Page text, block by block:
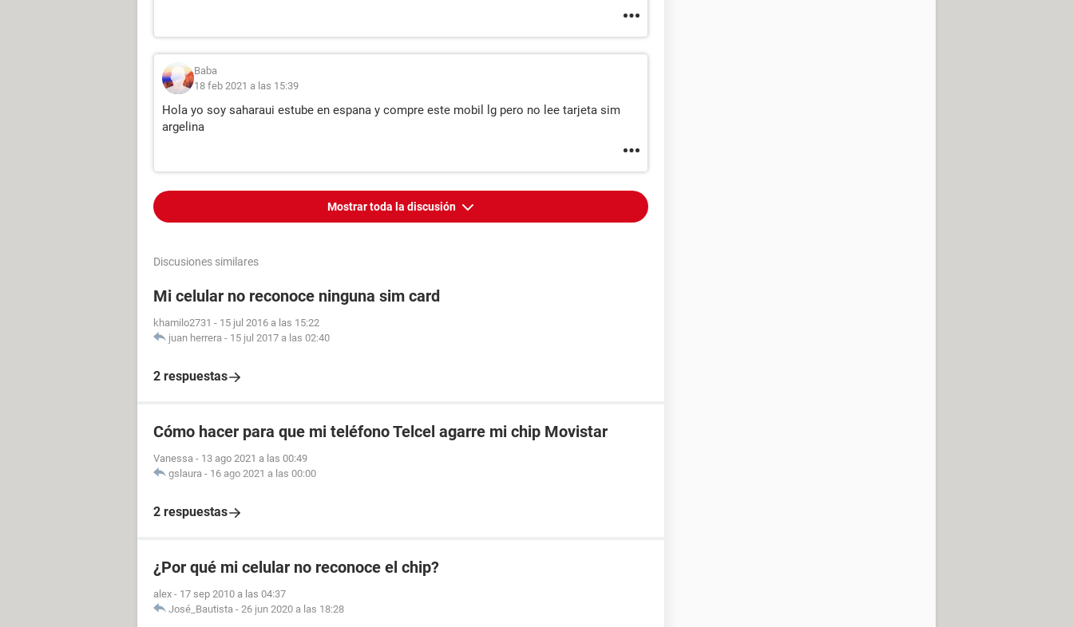
Baba
18 feb 2021 a las 15:39
Hola yo soy saharaui estube en espana y compre este mobil lg pero no lee tarjeta sim
argelina
Mostrar toda la discusión
Discusiones similares
Mi celular no reconoce ninguna sim card
khamilo2731 - 15 jul 2016 a las 15:22
juan herrera - 15 jul 2017 a las 02:40
2 respuestas
Cómo hacer para que mi teléfono Telcel agarre mi chip Movistar
Vanessa - 13 ago 2021 a las 00:49
gslaura - 16 ago 2021 a las 00:00
2 respuestas
¿Por qué mi celular no reconoce el chip?
alex - 17 sep 2010 a las 04:37
José_Bautista - 26 jun 2020 a las 18:28